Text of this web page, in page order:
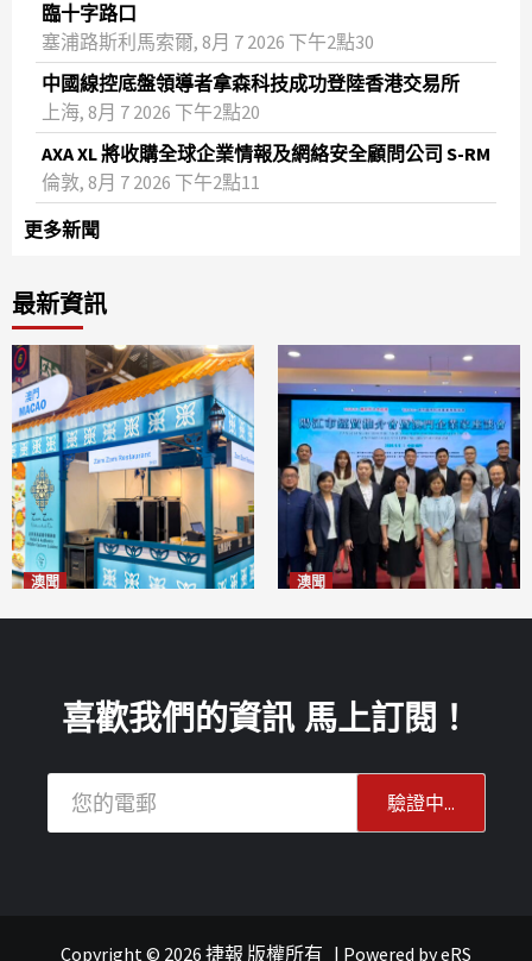
臨十字路口
塞浦路斯利馬索爾, 8月 7 2026 下午2點30
中國線控底盤領導者拿森科技成功登陸香港交易所
上海, 8月 7 2026 下午2點20
AXA XL 將收購全球企業情報及網絡安全顧問公司 S-RM
倫敦, 8月 7 2026 下午2點11
更多新聞
最新資訊
澳聞 澳聞
喜歡我們的資訊 馬上訂閱！
Copyright © 2026 捷報 版權所有 | Powered byeRS